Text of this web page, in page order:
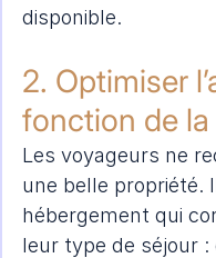
disponible.
2. Optimiser
fonction de
Les voyageurs ne
une belle propriété.
hébergement qui
leur type de séjour :